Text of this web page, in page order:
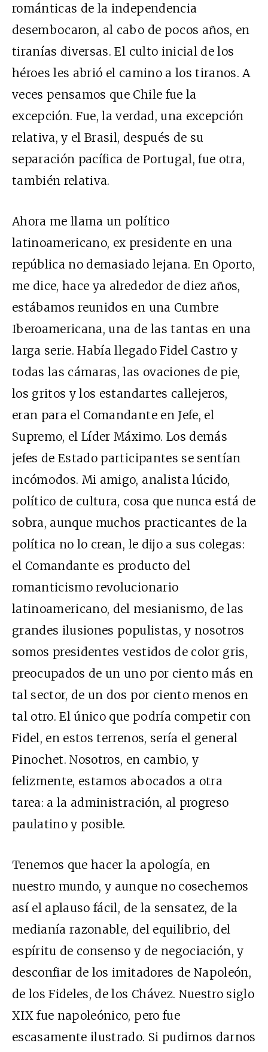
románticas de la independencia
desembocaron, al cabo de pocos años, en
tiranías diversas. El culto inicial de los
héroes les abrió el camino a los tiranos. A
veces pensamos que Chile fue la
excepción. Fue, la verdad, una excepción
relativa, y el Brasil, después de su
separación pacífica de Portugal, fue otra,
también relativa.
Ahora me llama un político
latinoamericano, ex presidente en una
república no demasiado lejana. En Oporto,
me dice, hace ya alrededor de diez años,
estábamos reunidos en una Cumbre
Iberoamericana, una de las tantas en una
larga serie. Había llegado Fidel Castro y
todas las cámaras, las ovaciones de pie,
los gritos y los estandartes callejeros,
eran para el Comandante en Jefe, el
Supremo, el Líder Máximo. Los demás
jefes de Estado participantes se sentían
incómodos. Mi amigo, analista lúcido,
político de cultura, cosa que nunca está de
sobra, aunque muchos practicantes de la
política no lo crean, le dijo a sus colegas:
el Comandante es producto del
romanticismo revolucionario
latinoamericano, del mesianismo, de las
grandes ilusiones populistas, y nosotros
somos presidentes vestidos de color gris,
preocupados de un uno por ciento más en
tal sector, de un dos por ciento menos en
tal otro. El único que podría competir con
Fidel, en estos terrenos, sería el general
Pinochet. Nosotros, en cambio, y
felizmente, estamos abocados a otra
tarea: a la administración, al progreso
paulatino y posible.
Tenemos que hacer la apología, en
nuestro mundo, y aunque no cosechemos
así el aplauso fácil, de la sensatez, de la
medianía razonable, del equilibrio, del
espíritu de consenso y de negociación, y
desconfiar de los imitadores de Napoleón,
de los Fideles, de los Chávez. Nuestro siglo
XIX fue napoleónico, pero fue
escasamente ilustrado. Si pudimos darnos